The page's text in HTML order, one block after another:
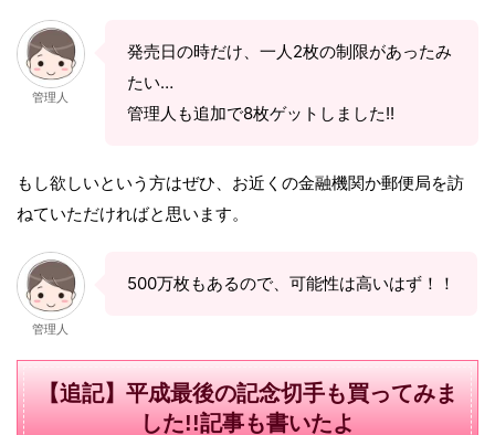
管理人
発売日の時だけ、一人2枚の制限があったみ
たい…
管理人も追加で8枚ゲットしました!!
もし欲しいという方はぜひ、お近くの金融機関か郵便局を訪
ねていただければと思います。
管理人
500万枚もあるので、可能性は高いはず！！
【追記】平成最後の記念切手も買ってみま
した!!記事も書いたよ